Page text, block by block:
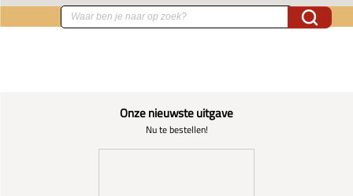
Onze nieuwste uitgave
Nu te bestellen!